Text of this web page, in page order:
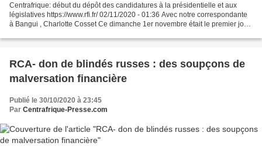
Centrafrique: début du dépôt des candidatures à la présidentielle et aux
législatives https://www.rfi.fr/ 02/11/2020 - 01:36 Avec notre correspondante
à Bangui , Charlotte Cosset Ce dimanche 1er novembre était le premier jour
RCA- don de blindés russes : des soupçons de
malversation financière
Publié le 30/10/2020 à 23:45
Par Centrafrique-Presse.com